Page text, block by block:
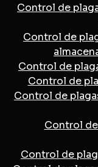
Control de
Control de
Control de
Control de
Control de
Control
Control de